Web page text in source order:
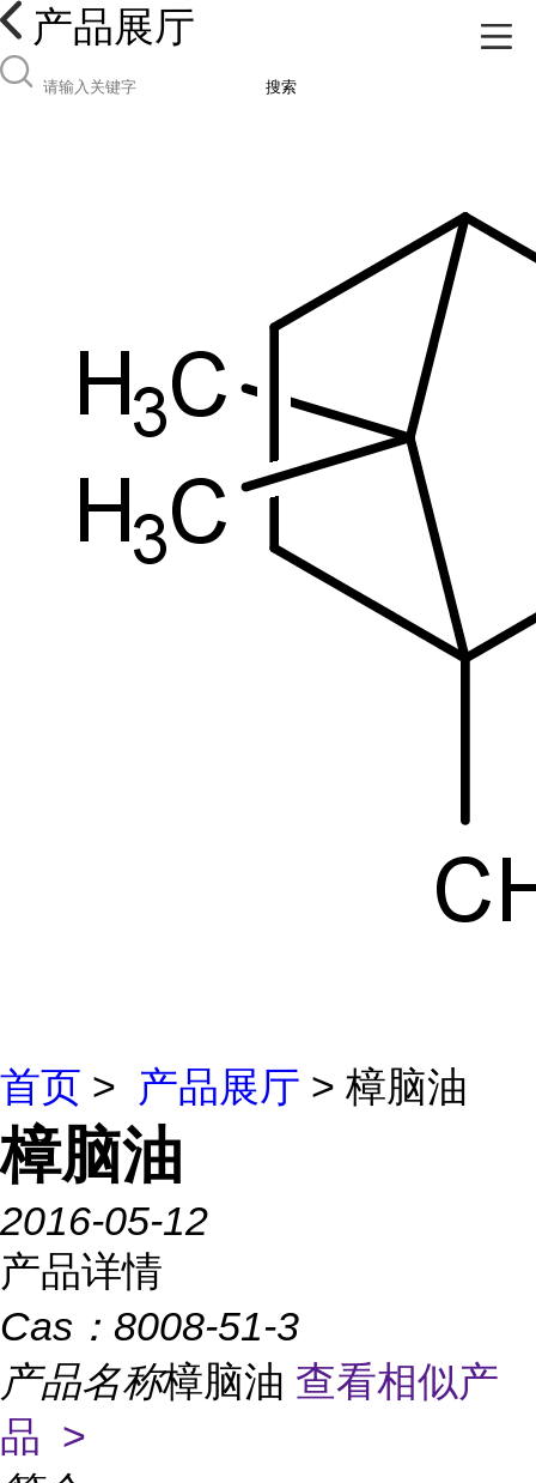
产品展厅
搜索
首页 > 产品展厅 > 樟脑油
樟脑油
2016-05-12
产品详情
Cas： 8008-51-3
产品名称樟脑油 查看相似产
品 >